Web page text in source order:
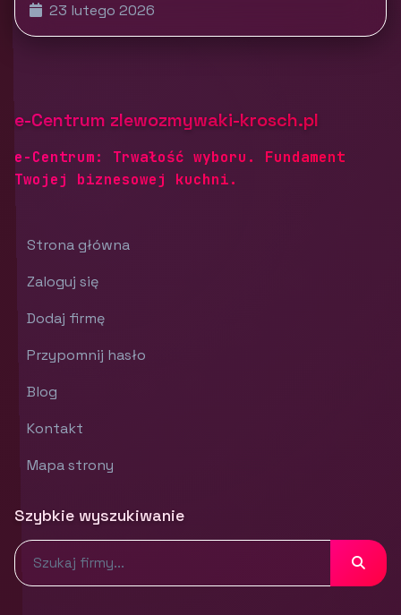
23 lutego 2026
e-Centrum zlewozmywaki-krosch.pl
e-Centrum: Trwałość wyboru. Fundament
Twojej biznesowej kuchni.
Strona główna
Zaloguj się
Dodaj firmę
Przypomnij hasło
Blog
Kontakt
Mapa strony
Szybkie wyszukiwanie